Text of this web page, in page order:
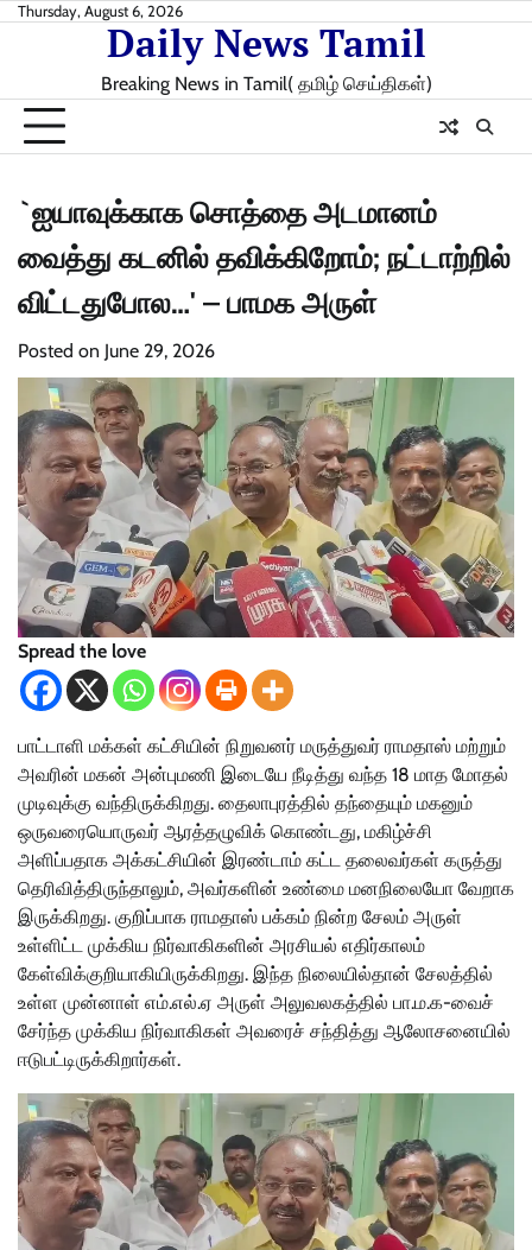
SkipThursday, August 6, 2026
Daily News Tamil
Breaking News in Tamil( தமிழ் செய்திகள்)
`ஐயாவுக்காக சொத்தை அடமானம்
வைத்து கடனில் தவிக்கிறோம்; நட்டாற்றில்
விட்டதுபோல…' – பாமக அருள்
Posted on June 29, 2026
Spread the love
பாட்டாளி மக்கள் கட்சியின் நிறுவனர் மருத்துவர் ராமதாஸ் மற்றும்
அவரின் மகன் அன்புமணி இடையே நீடித்து வந்த 18 மாத மோதல்
முடிவுக்கு வந்திருக்கிறது. தைலாபுரத்தில் தந்தையும் மகனும்
ஒருவரையொருவர் ஆரத்தழுவிக் கொண்டது, மகிழ்ச்சி
அளிப்பதாக அக்கட்சியின் இரண்டாம் கட்ட தலைவர்கள் கருத்து
தெரிவித்திருந்தாலும், அவர்களின் உண்மை மனநிலையோ வேறாக
இருக்கிறது. குறிப்பாக ராமதாஸ் பக்கம் நின்ற சேலம் அருள்
உள்ளிட்ட முக்கிய நிர்வாகிகளின் அரசியல் எதிர்காலம்
கேள்விக்குறியாகியிருக்கிறது. இந்த நிலையில்தான் சேலத்தில்
உள்ள முன்னாள் எம்.எல்.ஏ அருள் அலுவலகத்தில் பா.ம.க-வைச்
சேர்ந்த முக்கிய நிர்வாகிகள் அவரைச் சந்தித்து ஆலோசனையில்
ஈடுபட்டிருக்கிறார்கள்.